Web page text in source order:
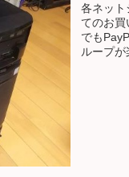
各ネット
てのお
でも
ループ